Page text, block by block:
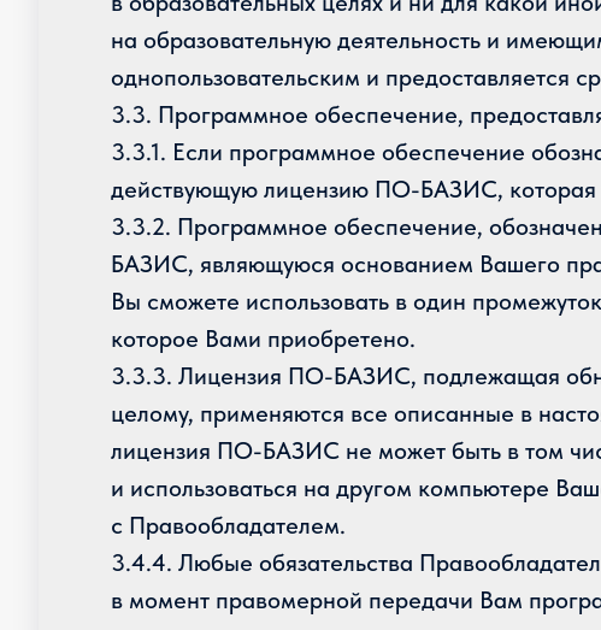
на образовательную деятельность и
однопользовательским и предоставляется
3.3. Программное обеспечение,
3.3.1. Если программное обеспечение
действующую лицензию ПО-БАЗИС, которая
3.3.2. Программное обеспечение,
БАЗИС, являющуюся основанием Вашего
Вы сможете использовать в один
которое Вами приобретено.
3.3.3. Лицензия ПО-БАЗИС, подлежащая
целому, применяются все описанные в
лицензия ПО-БАЗИС не может быть в том
и использоваться на другом компьютере
с Правообладателем.
3.4.4. Любые обязательства
в момент правомерной передачи Вам